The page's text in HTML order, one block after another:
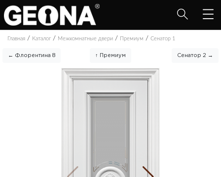
Главная / Каталог / Межкомнатные двери / Премиум / Сенатор 1
← Флорентина 8 ↑ Премиум Сенатор 2 →